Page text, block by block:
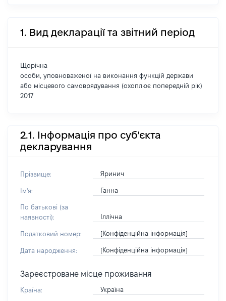
1. Вид декларації та звітний період
Щорічна
особи, уповноваженої на виконання функцій держави
або місцевого самоврядування (охоплює попередній рік)
2017
2.1. Інформація про суб'єкта
декларування
Прізвище: Яринич
Ім'я: Ганна
По батькові (за
наявності):
Іллічна
Податковий номер: [Конфіденційна інформація]
Дата народження: [Конфіденційна інформація]
Зареєстроване місце проживання
Країна: Україна